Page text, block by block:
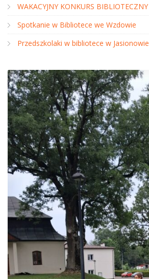
WAKACYJNY KONKURS BIBLIOTECZNY
Spotkanie w Bibliotece we Wzdowie
Przedszkolaki w bibliotece w Jasionowie